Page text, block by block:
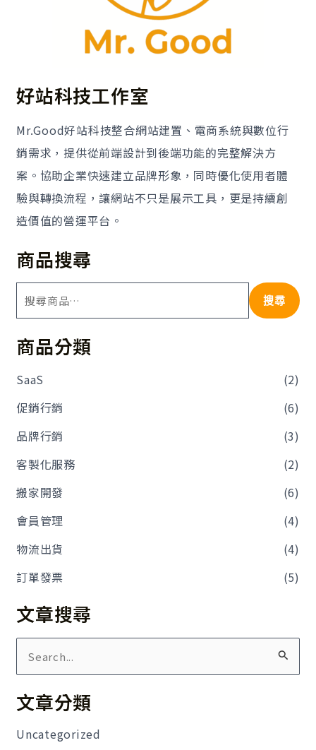
好站科技工作室
Mr.Good好站科技整合網站建置、電商系統與數位行
銷需求，提供從前端設計到後端功能的完整解決方
案。協助企業快速建立品牌形象，同時優化使用者體
驗與轉換流程，讓網站不只是展示工具，更是持續創
造價值的營運平台。
商品搜尋
搜尋
商品分類
SaaS
(2)
促銷行銷
(6)
品牌行銷
(3)
客製化服務
(2)
搬家開發
(6)
會員管理
(4)
物流出貨
(4)
訂單發票
(5)
文章搜尋
尋
關
文章分類
Uncategorized